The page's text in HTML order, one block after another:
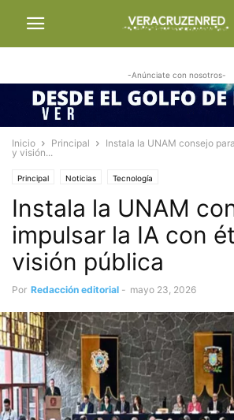
-Anúnciate con nosotros-
Inicio Principal
Instala la UNAM consejo
y visión...
Principal Noticias Tecnología
Instala la UNAM
impulsar la IA con
visión pública
Por Redacción editorial - mayo 23, 2026